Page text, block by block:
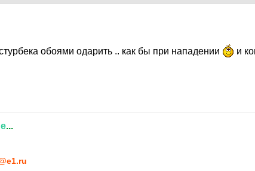
обоями одарить .. как бы при нападении
и
...